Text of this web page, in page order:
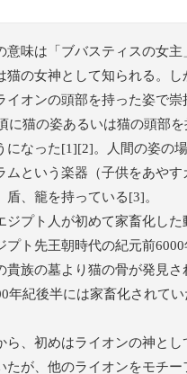
意味は「ブバスティスの女主
猫の女神として知られる。し
イオンの頭部を持った姿で
に猫の姿あるいは猫の頭部
になった[1][2]。人間の姿の
ムという楽器（子供をあやす
盾、籠を持っている[3]。
ジプト人が初めて家畜化した
プト先王朝時代の紀元前
貴族の墓より猫の骨が発見さ
年紀後半には家畜化されて
ら、初めはライオンの神とし
たが、他のライオンをモチ